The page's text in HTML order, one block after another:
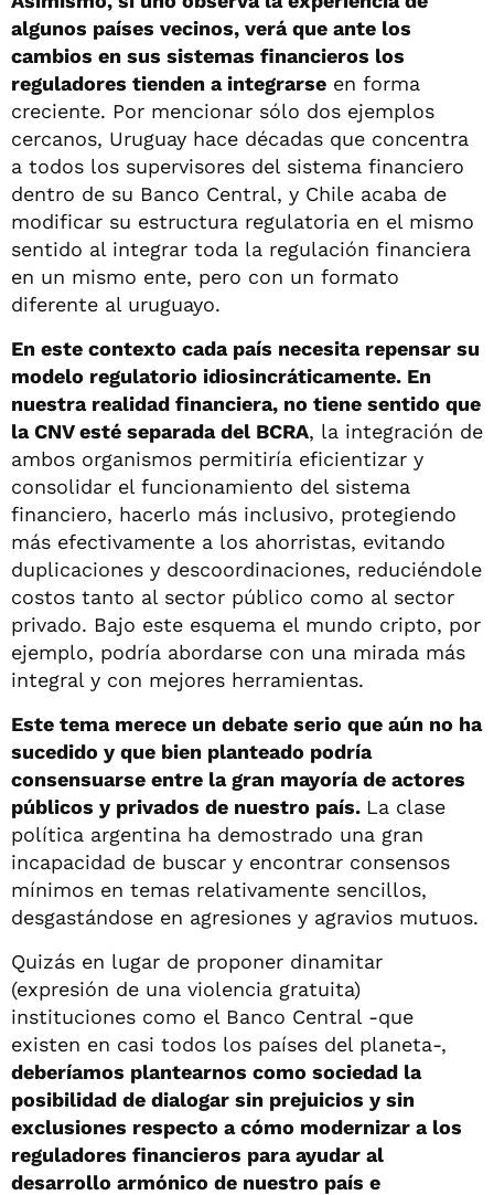
algunos países vecinos, verá que ante los
cambios en sus sistemas financieros los
reguladores tienden a integrarse en forma
creciente. Por mencionar sólo dos ejemplos
cercanos, Uruguay hace décadas que concentra
a todos los supervisores del sistema financiero
dentro de su Banco Central, y Chile acaba de
modificar su estructura regulatoria en el mismo
sentido al integrar toda la regulación financiera
en un mismo ente, pero con un formato
diferente al uruguayo.
En este contexto cada país necesita repensar su
modelo regulatorio idiosincráticamente. En
nuestra realidad financiera, no tiene sentido que
la CNV esté separada del BCRA, la integración de
ambos organismos permitiría eficientizar y
consolidar el funcionamiento del sistema
financiero, hacerlo más inclusivo, protegiendo
más efectivamente a los ahorristas, evitando
duplicaciones y descoordinaciones, reduciéndole
costos tanto al sector público como al sector
privado. Bajo este esquema el mundo cripto, por
ejemplo, podría abordarse con una mirada más
integral y con mejores herramientas.
Este tema merece un debate serio que aún no ha
sucedido y que bien planteado podría
consensuarse entre la gran mayoría de actores
públicos y privados de nuestro país. La clase
política argentina ha demostrado una gran
incapacidad de buscar y encontrar consensos
mínimos en temas relativamente sencillos,
desgastándose en agresiones y agravios mutuos.
Quizás en lugar de proponer dinamitar
(expresión de una violencia gratuita)
instituciones como el Banco Central -que
existen en casi todos los países del planeta-,
deberíamos plantearnos como sociedad la
posibilidad de dialogar sin prejuicios y sin
exclusiones respecto a cómo modernizar a los
reguladores financieros para ayudar al
desarrollo armónico de nuestro país e